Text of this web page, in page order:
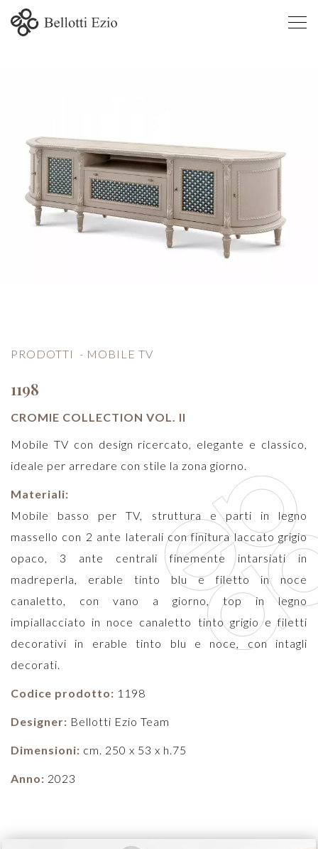
PRODOTTI - MOBILE TV
1198
CROMIE COLLECTION VOL. II
Mobile TV con design ricercato, elegante e classico,
ideale per arredare con stile la zona giorno.
Materiali:
Mobile basso per TV, struttura e parti in legno
massello con 2 ante laterali con finitura laccato grigio
opaco, 3 ante centrali finemente intarsiati in
madreperla, erable tinto blu e filetto in noce
canaletto, con vano a giorno, top in legno
impiallacciato in noce canaletto tinto grigio e filetti
decorativi in erable tinto blu e noce, con intagli
decorati.
Codice prodotto: 1198
Designer: Bellotti Ezio Team
Dimensioni: cm. 250 x 53 x h.75
Anno: 2023